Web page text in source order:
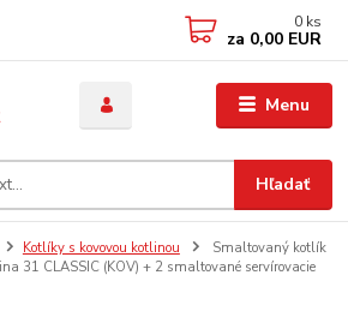
Menu
Hľadať
0 ks
za 0,00 EUR
Kotlíky s kovovou kotlinou
Smaltovaný kotlík
31 CLASSIC (KOV) + 2 smaltované servírovacie